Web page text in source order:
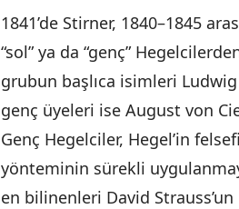
1841’de Stirner, 1840–1845
“sol” ya da “genç”
grubun başlıca isimleri
genç üyeleri ise August von
Genç Hegelciler, Hegel’in
yönteminin sürekli
en bilinenleri David Strauss’un